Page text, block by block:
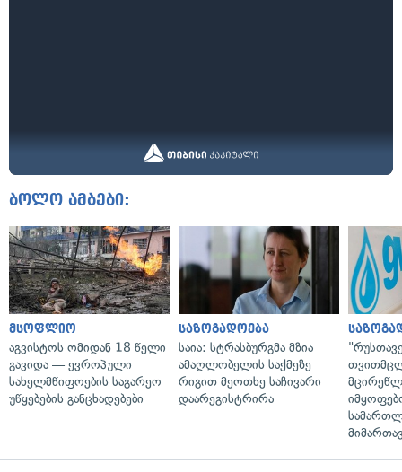
ბოლო ამბები:
მსოფლიო
აგვისტოს ომიდან 18 წელი
გავიდა — ევროპული
სახელმწიფოების საგარეო
უწყებების განცხადებები
საზოგადოება
საია: სტრასბურგმა მზია
ამაღლობელის საქმეზე
რიგით მეოთხე საჩივარი
დაარეგისტრირა